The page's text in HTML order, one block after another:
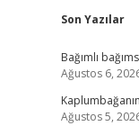
Son Yazılar
Bağımlı
Ağustos 6,
Ağustos 5,